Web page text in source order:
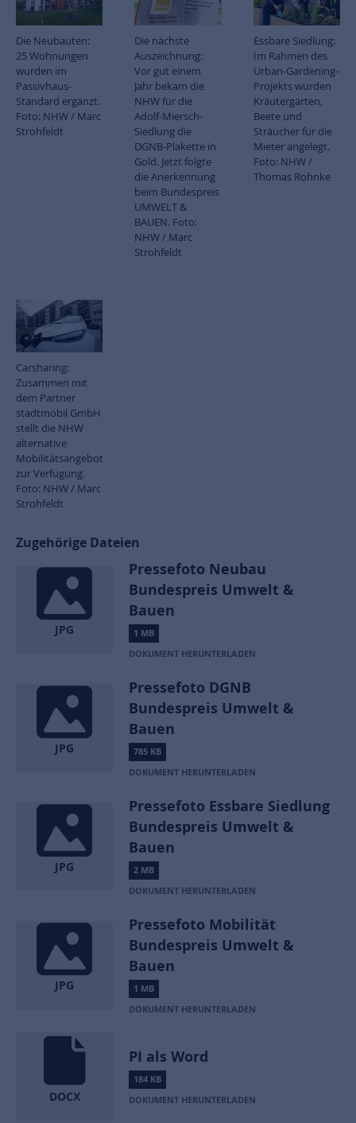
Die Neubauten:
25 Wohnungen
wurden im
Passivhaus-
Standard ergänzt.
Foto: NHW / Marc
Strohfeldt
Die nächste
Auszeichnung:
Vor gut einem
Jahr bekam die
NHW für die
Adolf-Miersch-
Siedlung die
DGNB-Plakette in
Gold. Jetzt folgte
die Anerkennung
beim Bundespreis
UMWELT &
BAUEN. Foto:
NHW / Marc
Strohfeldt
Essbare Siedlung:
Im Rahmen des
Urban-Gardening-
Projekts wurden
Kräutergärten,
Beete und
Sträucher für die
Mieter angelegt.
Foto: NHW /
Thomas Rohnke
Carsharing:
Zusammen mit
dem Partner
stadtmobil GmbH
stellt die NHW
alternative
Mobilitätsangebote
zur Verfügung.
Foto: NHW / Marc
Strohfeldt
Zugehörige Dateien
JPG
Pressefoto Neubau
Bundespreis Umwelt &
Bauen
1 MB
DOKUMENT HERUNTERLADEN
JPG
Pressefoto DGNB
Bundespreis Umwelt &
Bauen
785 KB
DOKUMENT HERUNTERLADEN
JPG
Pressefoto Essbare Siedlung
Bundespreis Umwelt &
Bauen
2 MB
DOKUMENT HERUNTERLADEN
JPG
Pressefoto Mobilität
Bundespreis Umwelt &
Bauen
1 MB
DOKUMENT HERUNTERLADEN
DOCX
PI als Word
184 KB
DOKUMENT HERUNTERLADEN